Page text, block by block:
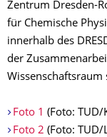
Zentrum Dresden-
für Chemische
innerhalb des
der
Wissenschaftsraum
Foto 1 (Foto: TUD/
Foto 2 (Foto: TUD/